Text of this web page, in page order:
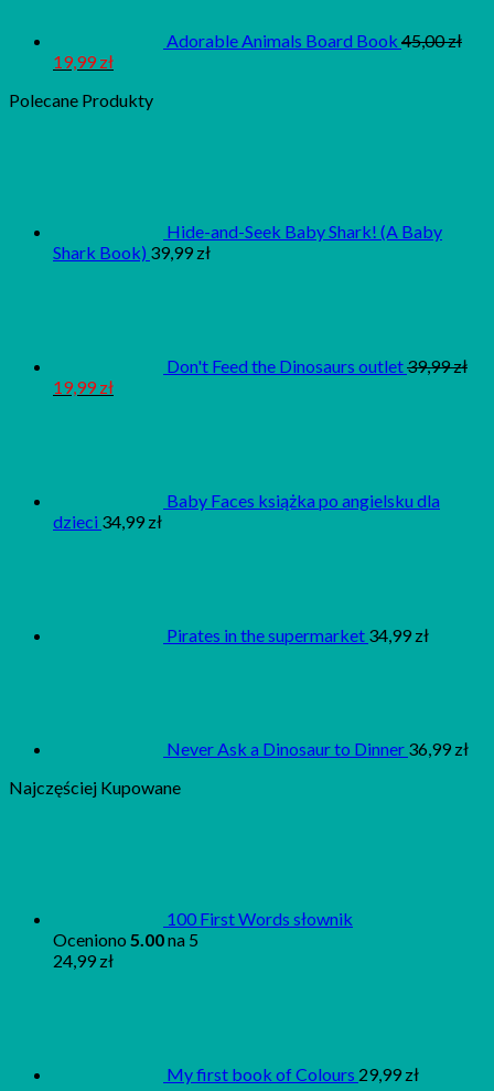
Adorable Animals Board Book 45,00zł
19,99zł
Polecane Produkty
Hide-and-Seek Baby Shark! (A Baby
Shark Book) 39,99 zł
Don't Feed the Dinosaurs outlet39,99zł
19,99zł
Baby Faces książka po angielsku dla
dzieci 34,99 zł
Pirates in the supermarket 34,99 zł
Never Ask a Dinosaur to Dinner 36,99 zł
Najczęściej Kupowane
100 First Words słownik
Oceniono 5.00na 5
24,99 zł
My first book of Colours 29,99 zł